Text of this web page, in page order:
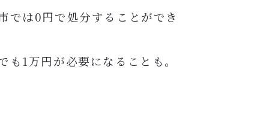
では0円で処分することができ
1万円が必要になることも。